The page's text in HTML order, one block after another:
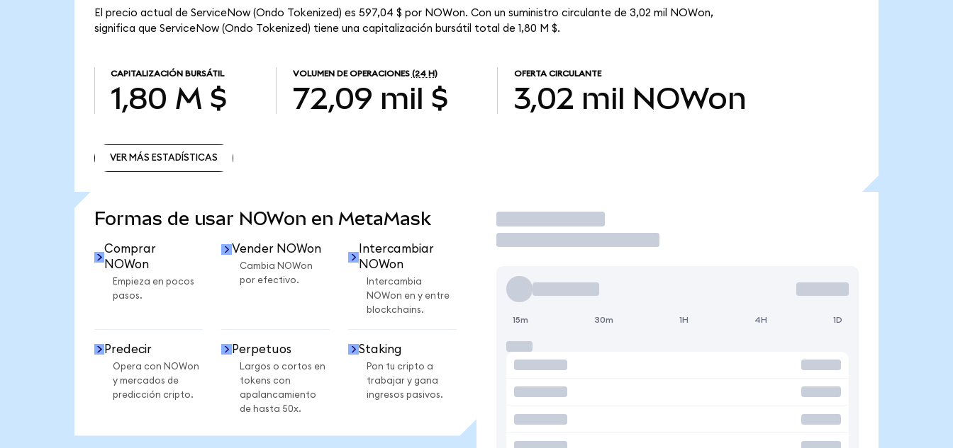
El precio actual de ServiceNow (Ondo Tokenized) es 597,04 $ por NOWon. Con un suministro circulante de 3,02 mil NOWon,
significa que ServiceNow (Ondo Tokenized) tiene una capitalización bursátil total de 1,80 M $.
CAPITALIZACIÓN BURSÁTIL
1,80 M $
VOLUMEN DE OPERACIONES (24 H)
72,09 mil $
OFERTA CIRCULANTE
3,02 mil NOWon
VER MÁS ESTADÍSTICAS
Formas de usar NOWon en MetaMask
Comprar
NOWon
Empieza en pocos
pasos.
Vender NOWon
Cambia NOWon
por efectivo.
Intercambiar
NOWon
Intercambia
NOWon en y entre
blockchains.
Predecir
Opera con NOWon
y mercados de
predicción cripto.
Perpetuos
Largos o cortos en
tokens con
apalancamiento
de hasta 50x.
Staking
Pon tu cripto a
trabajar y gana
ingresos pasivos.
Operar
15m 30m 1H 4H 1D